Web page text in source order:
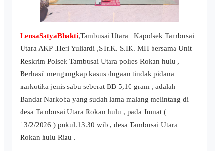
LensaSatyaBhakti,Tambusai Utara . Kapolsek Tambusai
Utara AKP .Heri Yuliardi ,STr.K. S.IK. MH bersama Unit
Reskrim Polsek Tambusai Utara polres Rokan hulu ,
Berhasil mengungkap kasus dugaan tindak pidana
narkotika jenis sabu seberat BB 5,10 gram , adalah
Bandar Narkoba yang sudah lama malang melintang di
desa Tambusai Utara Rokan hulu , pada Jumat (
13/2/2026 ) pukul.13.30 wib , desa Tambusai Utara
Rokan hulu Riau .